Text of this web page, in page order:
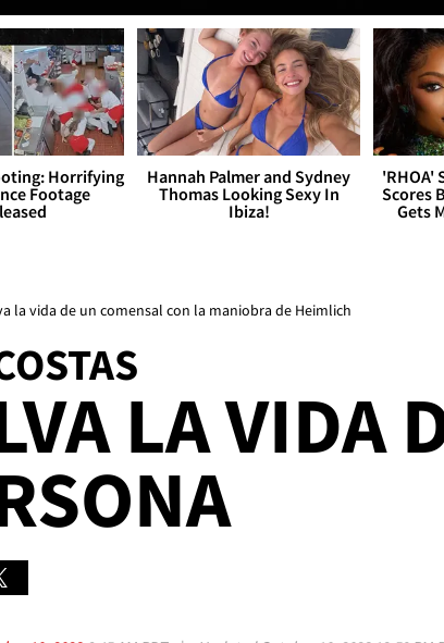
Horrifying
Footage
Hannah Palmer and Sydney
Thomas Looking Sexy In
Ibiza!
'RHOA'
Scores
Gets
la vida de un comensal con la maniobra de Heimlich
LA VIDA